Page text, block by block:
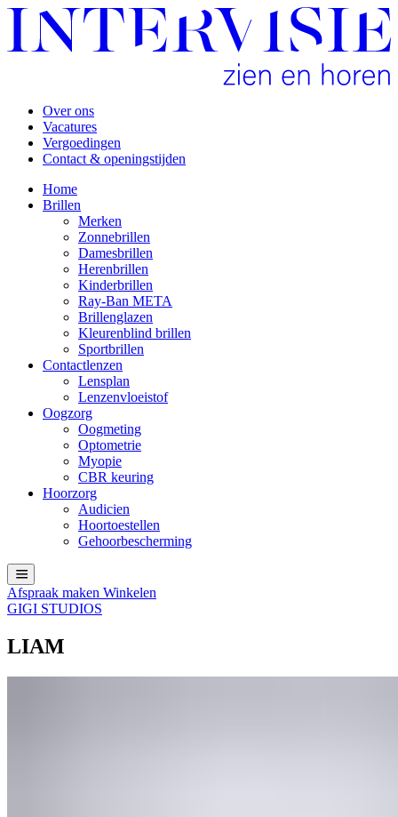
Over ons
Vacatures
Vergoedingen
Contact & openingstijden
Home
Brillen
Merken
Zonnebrillen
Damesbrillen
Herenbrillen
Kinderbrillen
Ray-Ban META
Brillenglazen
Kleurenblind brillen
Sportbrillen
Contactlenzen
Lensplan
Lenzenvloeistof
Oogzorg
Oogmeting
Optometrie
Myopie
CBR keuring
Hoorzorg
Audicien
Hoortoestellen
Gehoorbescherming
Afspraak maken Winkelen
GIGI STUDIOS
LIAM